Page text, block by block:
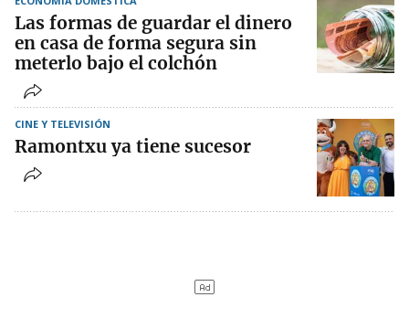
Las formas de guardar el dinero
en casa de forma segura sin
meterlo bajo el colchón
CINE Y TELEVISIÓN
Ramontxu ya tiene sucesor